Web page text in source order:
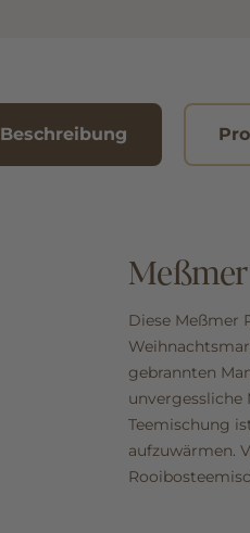
Beschreibung
Diese Meßmer
gebrannten
unvergessliche
Teemischung
aufzuwärmen.